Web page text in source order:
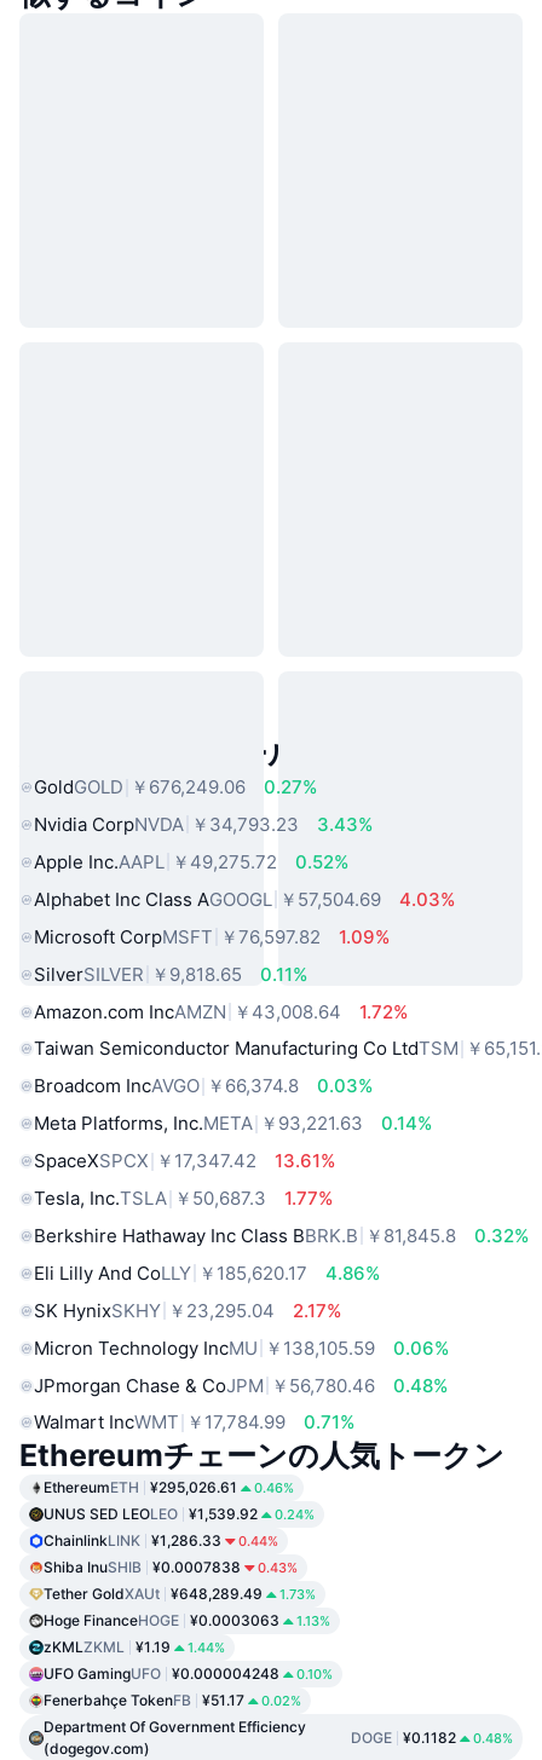
人気のリアルワールドアセット
GoldGOLD ￥676,249.06
0.27%
Nvidia CorpNVDA ￥34,793.23
3.43%
Apple Inc.AAPL ￥49,275.72
0.52%
Alphabet Inc Class AGOOGL ￥57,504.69
4.03%
Microsoft CorpMSFT ￥76,597.82
1.09%
SilverSILVER ￥9,818.65
0.11%
Amazon.com IncAMZN ￥43,008.64
1.72%
Taiwan Semiconductor Manufacturing Co LtdTSM ￥
Broadcom IncAVGO ￥66,374.8
0.03%
Meta Platforms, Inc.META ￥93,221.63
0.14%
SpaceXSPCX ￥17,347.42
13.61%
Tesla, Inc.TSLA ￥50,687.3
1.77%
Berkshire Hathaway Inc Class BBRK.B ￥81,845.8
0.32%
Eli Lilly And CoLLY ￥185,620.17
4.86%
SK HynixSKHY ￥23,295.04
2.17%
Micron Technology IncMU ￥138,105.59
0.06%
JPmorgan Chase & CoJPM ￥56,780.46
0.48%
Walmart IncWMT ￥17,784.99 0.71%
Ethereumチェーンの人気トークン
EthereumETH ¥295,026.61 0.46%
UNUS SED LEOLEO ¥1,539.92 0.24%
ChainlinkLINK ¥1,286.33 0.44%
Shiba InuSHIB ¥0.0007838 0.43%
Tether GoldXAUt ¥648,289.49 1.73%
Hoge FinanceHOGE ¥0.0003063 1.13%
zKMLZKML ¥1.19 1.44%
UFO GamingUFO ¥0.000004248 0.10%
Fenerbahçe TokenFB ¥51.17 0.02%
Department Of Government Efficiency
(dogegov.com)
DOGE ¥0.1182 0.48%